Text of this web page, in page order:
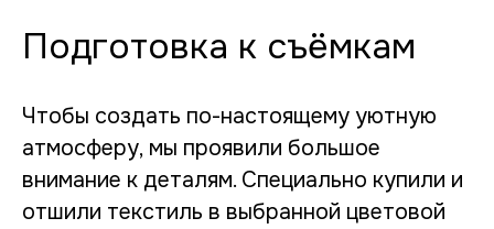
Подготовка к съёмкам
Чтобы создать по-настоящему уютную
атмосферу, мы проявили большое
внимание к деталям. Специально купили и
отшили текстиль в выбранной цветовой